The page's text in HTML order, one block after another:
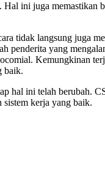
ini juga memastikan
tidak langsung juga
penderita yang
Kemungkinan
baik.
hal ini telah berubah.
sistem kerja yang baik.